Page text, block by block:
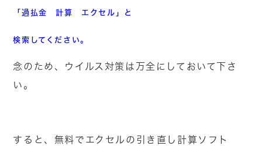
「過払金 計算 エクセル」と
検索してください。
念のため、ウイルス対策は万全にしておいて下さ
い。
すると、無料でエクセルの引き直し計算ソフト